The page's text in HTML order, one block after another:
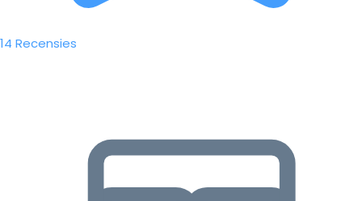
14 Recensies